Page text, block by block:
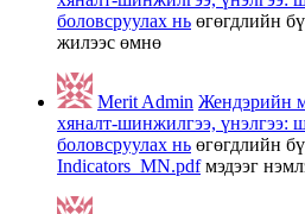
боловсруулах нь өгөгдлийн
жилээс өмнө
Merit Admin Жендэрийн
хяналт-шинжилгээ, үнэлгээ:
боловсруулах нь өгөгдлийн
Indicators_MN.pdfмэдээг